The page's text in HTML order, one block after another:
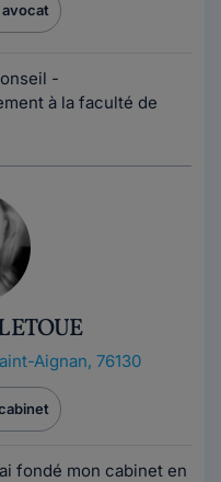
-
à la faculté de
Aignan, 76130
fondé mon cabinet en